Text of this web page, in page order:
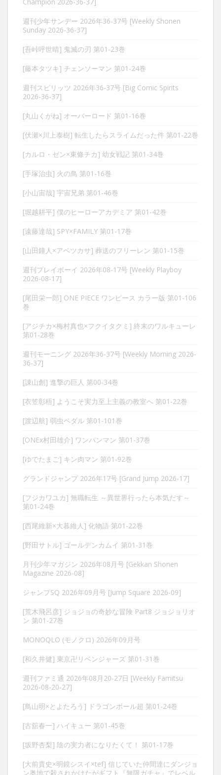
週刊少年サンデー 2026年36-37号 [Weekly Shonen
Sunday 2026-36-37]
[吾峠呼世晴] 鬼滅の刃 第01-23巻
[藤本タツキ] チェンソーマン 第01-24巻
週刊スピリッツ 2026年36-37号 [Big Comic Spirits
2026-36-37]
[丸山くがね] オーバーロード 第01-16巻
[伏瀬×川上泰樹] 転生したらスライムだった件 第01-22巻
[カルロ・ゼン×東條チカ] 幼女戦記 第01-34巻
[手塚治虫] 火の鳥 第01-16巻
[小山宙哉] 宇宙兄弟 第01-46巻
[堀越耕平] 僕のヒーローアカデミア 第01-42巻
[遠藤達哉] SPY×FAMILY 第01-17巻
[山田鐘人×アベツカサ] 葬送のフリーレン 第01-15巻
週刊プレイボーイ 2026年08-17号 [Weekly Playboy
2026-08-17]
[尾田栄一郎] ONE PIECE ワンピース カラー版 第01-106
巻
[アジチカ×梅村真也×フクイタクミ] 終末のワルキューレ
第01-28巻
週刊モーニング 2026年36-37号 [Weekly Morning 2026-
36-37]
[諌山創] 進撃の巨人 第00-34巻
[衣笠彰梧] ようこそ実力至上主義の教室へ 第01-22巻
[渡辺航] 弱虫ペダル 第01-101巻
[ONEx村田雄介] ワンパンマン 第01-37巻
[ゆでたまご] キン肉マン 第01-92巻
グランドジャンプ 2026年17号 [Grand Jump 2026-17]
[フジカワユカ] 無職転生 ～異世界行ったら本気だす～
第01-24巻
[西尾維新×大暮維人] 化物語 第01-22巻
[野田サトル] ゴールデンカムイ 第01-31巻
月刊少年マガジン 2026年08月号 [Gekkan Shonen
Magazine 2026-08]
ジャンプSQ 2026年09月号 [Jump Square 2026-09]
[荒木飛呂彦] ジョジョの奇妙な冒険 Part8 ジョジョリオ
ン 第01-27巻
MONOQLO (モノクロ) 2026年09月号
[和久井健] 東京卍リベンジャーズ 第01-31巻
週刊ファミ通 2026年08月20-27日 [Weekly Famitsu
2026-08-20-27]
[鳥山明×とよたろう] ドラゴンボール超 第01-24巻
[古舘春一] ハイキュー 第01-45巻
[坂野杏梨] 陰の実力者になりたくて！ 第01-17巻
[大前貴史×明鏡シスイ×tef] 信じていた仲間達にダンジョ
ン奥地で殺されかけたがギフト『無限ガチャ』でレベル